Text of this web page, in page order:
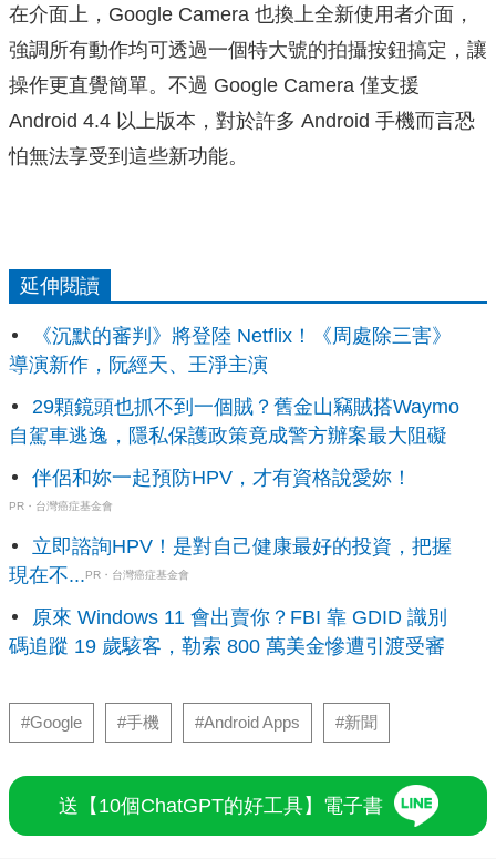
在介面上，Google Camera 也換上全新使用者介面，
強調所有動作均可透過一個特大號的拍攝按鈕搞定，讓
操作更直覺簡單。不過 Google Camera 僅支援
Android 4.4 以上版本，對於許多 Android 手機而言恐
怕無法享受到這些新功能。
延伸閱讀
《沉默的審判》將登陸 Netflix！《周處除三害》
導演新作，阮經天、王淨主演
29顆鏡頭也抓不到一個賊？舊金山竊賊搭Waymo
自駕車逃逸，隱私保護政策竟成警方辦案最大阻礙
伴侶和妳一起預防HPV，才有資格說愛妳！
PR・台灣癌症基金會
立即諮詢HPV！是對自己健康最好的投資，把握
現在不...PR・台灣癌症基金會
原來 Windows 11 會出賣你？FBI 靠 GDID 識別
碼追蹤 19 歲駭客，勒索 800 萬美金慘遭引渡受審
#Google #手機 #Android Apps #新聞
送【10個ChatGPT的好工具】電子書